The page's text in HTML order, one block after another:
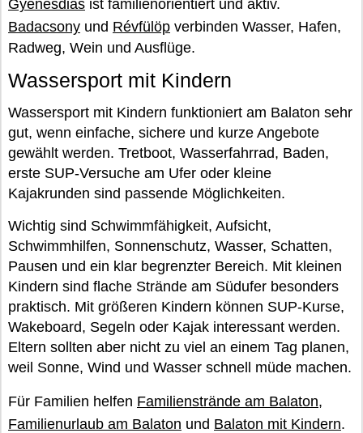
Gyenesdiás ist familienorientiert und aktiv.
Badacsony und Révfülöp verbinden Wasser, Hafen,
Radweg, Wein und Ausflüge.
Wassersport mit Kindern
Wassersport mit Kindern funktioniert am Balaton sehr
gut, wenn einfache, sichere und kurze Angebote
gewählt werden. Tretboot, Wasserfahrrad, Baden,
erste SUP-Versuche am Ufer oder kleine
Kajakrunden sind passende Möglichkeiten.
Wichtig sind Schwimmfähigkeit, Aufsicht,
Schwimmhilfen, Sonnenschutz, Wasser, Schatten,
Pausen und ein klar begrenzter Bereich. Mit kleinen
Kindern sind flache Strände am Südufer besonders
praktisch. Mit größeren Kindern können SUP-Kurse,
Wakeboard, Segeln oder Kajak interessant werden.
Eltern sollten aber nicht zu viel an einem Tag planen,
weil Sonne, Wind und Wasser schnell müde machen.
Für Familien helfen Familienstrände am Balaton,
Familienurlaub am Balaton und Balaton mit Kindern.